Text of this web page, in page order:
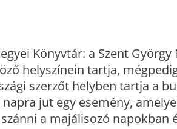
Könyvtár: a Szent
helyszínein tartja,
szerzőt helyben tartja a
jut egy esemény,
a majálisozó napokban